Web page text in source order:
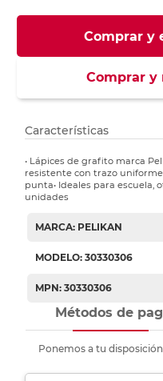
Comprar y
Comprar y
Características
• Lápices de grafito marca
resistente con trazo uniforme
punta• Ideales para escuela,
unidades
MARCA: PELIKAN
MODELO: 30330306
MPN: 30330306
Métodos de
Ponemos a tu